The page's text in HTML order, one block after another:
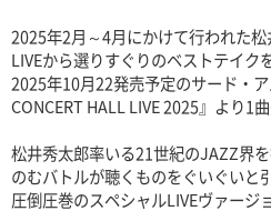
2025年2月～4月にかけて行われた
LIVEから選りすぐりのベストテイク
2025年10月22発売予定のサード・
CONCERT HALL LIVE 2025』より1
松井秀太郎率いる21世紀のJAZZ界
のむバトルが聴くものをぐいぐいと
圧倒圧巻のスペシャルLIVEヴァージ